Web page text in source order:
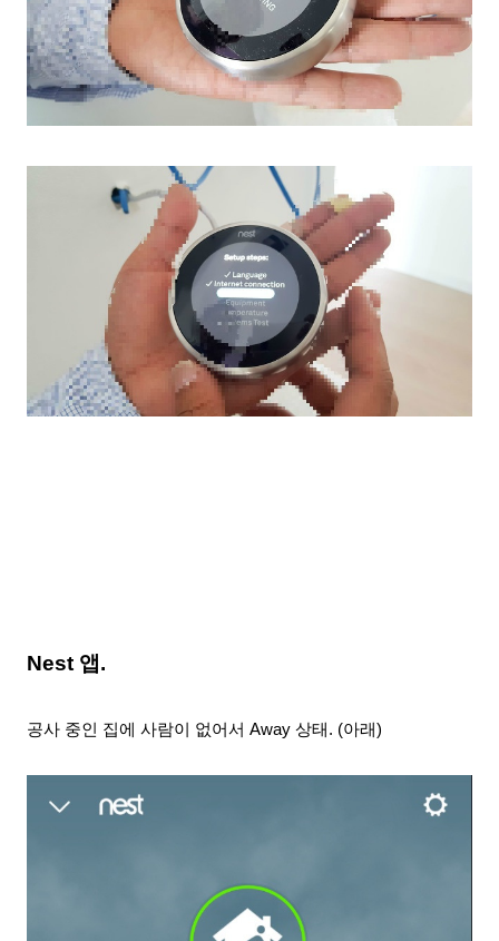
Nest 앱.
공사 중인 집에 사람이 없어서 Away 상태 . (아래)